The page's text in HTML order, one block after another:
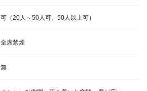
可（20人～50人可、50人以上可）
全席禁煙
無